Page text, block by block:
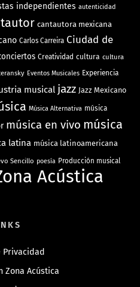
independientes autenticidad
cantautora mexicana
Carlos Carreira Ciudad de
Creatividad cultura cultura
Eventos Musicales Experiencia
musical jazz Jazz Mexicano
Música Alternativa música
música en vivo música
latina música latinoamericana
Sencillo poesía Producción musical
Acústica
Privacidad
Zona Acústica